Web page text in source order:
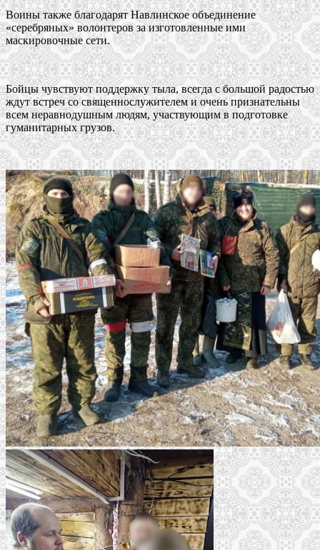
Воины также благодарят Навлинское объединение
«серебряных» волонтеров за изготовленные ими
маскировочные сети.
Бойцы чувствуют поддержку тыла, всегда с большой радостью
ждут встреч со священнослужителем и очень признательны
всем неравнодушным людям, участвующим в подготовке
гуманитарных грузов.